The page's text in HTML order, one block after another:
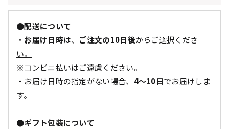
●配送について
・ お届け日時は、 ご注文の10日後からご選択くださ
い。
※コンビニ払いはご遠慮ください。
・お届け日時の指定がない場合、 4～10日でお届けしま
す。
●ギフト包装について